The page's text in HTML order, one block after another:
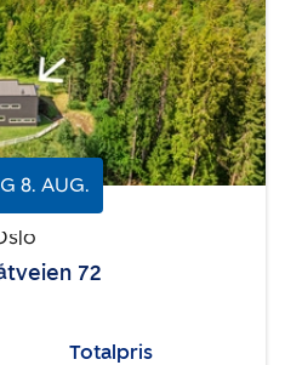
8. AUG.
72
Totalpris